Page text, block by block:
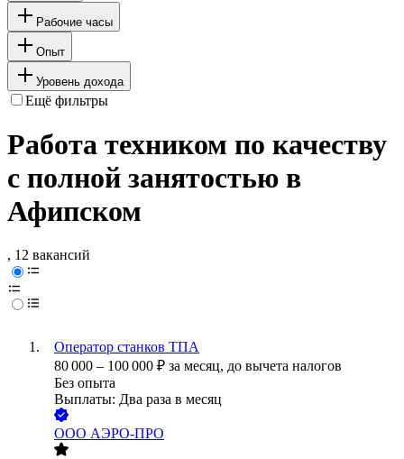
Рабочие часы
Опыт
Уровень дохода
Ещё фильтры
Работа техником по качеству
с полной занятостью в
Афипском
, 12 вакансий
Оператор станков ТПА
80 000 – 100 000 ₽ за месяц, до вычета налогов
Без опыта
Выплаты: Два раза в месяц
ООО АЭРО-ПРО